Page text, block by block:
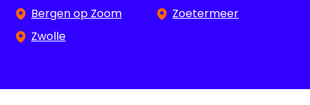
Bergen op Zoom
Zoetermeer
Zwolle